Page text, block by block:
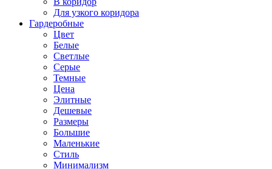
Для узкого коридора
Гардеробные
Цвет
Белые
Светлые
Серые
Темные
Цена
Элитные
Дешевые
Размеры
Большие
Маленькие
Стиль
Минимализм